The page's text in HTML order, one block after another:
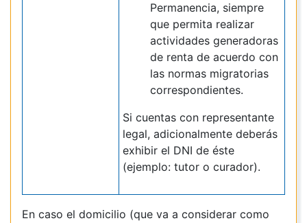
Permanencia, siempre
que permita realizar
actividades generadoras
de renta de acuerdo con
las normas migratorias
correspondientes.
Si cuentas con representante
legal, adicionalmente deberás
exhibir el DNI de éste
(ejemplo: tutor o curador).
En caso el domicilio (que va a considerar como